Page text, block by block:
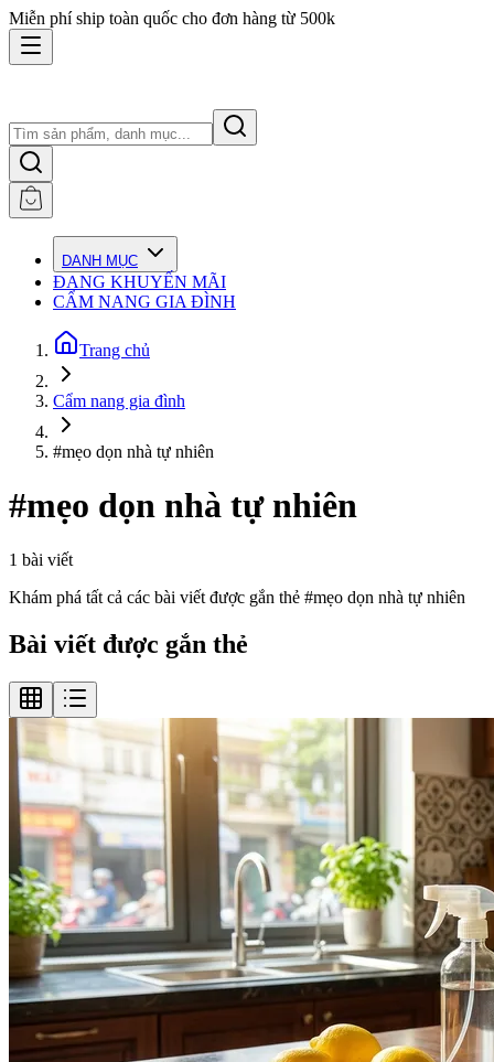
Miễn phí ship toàn quốc cho đơn hàng từ 500k
DANH MỤC
ĐANG KHUYẾN MÃI
CẨM NANG GIA ĐÌNH
Trang chủ
Cẩm nang gia đình
#mẹo dọn nhà tự nhiên
#mẹo dọn nhà tự nhiên
1 bài viết
Khám phá tất cả các bài viết được gắn thẻ #mẹo dọn nhà tự nhiên
Bài viết được gắn thẻ